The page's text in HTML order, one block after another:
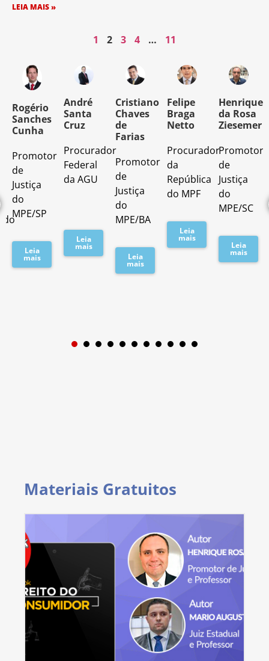
LEIA MAIS »
1 2 3 4 … 11
Rogério
Sanches
Cunha
Promotor
de
Justiça
do
MPE/SP
Leia
mais
André
Santa
Cruz
Procurador
Federal
da AGU
Leia
mais
Cristiano
Chaves
de
Farias
Promotor
de
Justiça
do
MPE/BA
Leia
mais
Felipe
Braga
Netto
Procurador
da
República
do MPF
Leia
mais
Henrique
da Rosa
Ziesemer
Promotor
de
Justiça
do
MPE/SC
Leia
mais
1 2 3
Materiais Gratuitos